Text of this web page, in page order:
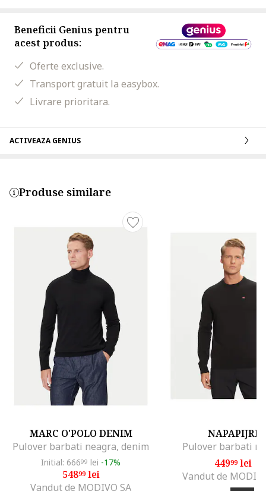
Beneficii Genius pentru
acest produs:
Oferte exclusive.
Transport gratuit la easybox.
Livrare prioritara.
ACTIVEAZA GENIUS
Produse similare
MARC O'POLO DENIM
Pulover barbati neagra, denim
Initial: 66699 lei -17%
54899lei
Vandut de MODIVO SA
NAPAPIJRI
Pulover barbati
44999lei
Vandut de